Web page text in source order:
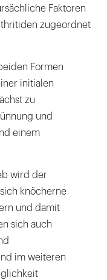
Faktoren
zugeordnet
Formen
initialen
zu
und
einem
wird der
knöcherne
und damit
sich auch
im weiteren